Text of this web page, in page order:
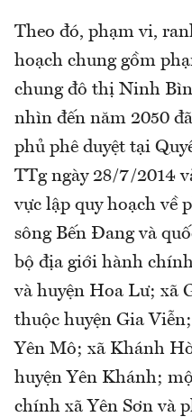
Theo đó, phạm vi,
hoạch chung gồm
chung đô thị Ninh
nhìn đến năm 2050
phủ phê duyệt tại
TTg ngày 28/7/2014
vực lập quy hoạch về
sông Bến Đang và
bộ địa giới hành
và huyện Hoa Lư; xã
thuộc huyện Gia
Yên Mô; xã Khánh
huyện Yên Khánh;
chính xã Yên Sơn và